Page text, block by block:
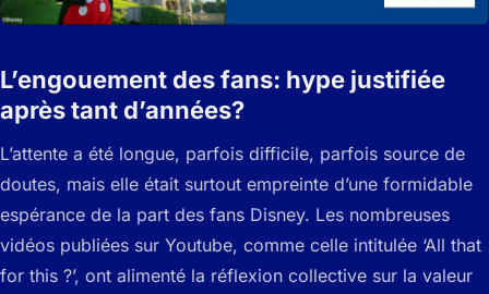
L’engouement des fans: hype justifiée
après tant d’années?
L’attente a été longue, parfois difficile, parfois source de
doutes, mais elle était surtout empreinte d’une formidable
espérance de la part des fans Disney. Les nombreuses
vidéos publiées sur Youtube, comme celle intitulée ‘All that
for this ?’, ont alimenté la réflexion collective sur la valeur